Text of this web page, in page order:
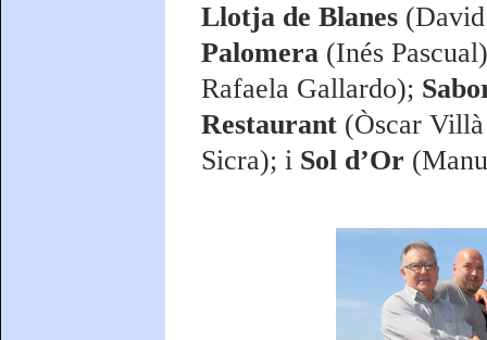
Llotja de Blanes
Palomera (Inés
Rafaela Gallardo);
Restaurant (Òscar
Sicra); i Sol d’Or